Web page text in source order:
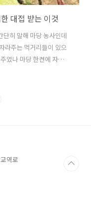
대접 받는 이것
단히 말해 마당 농사인데
라주는 먹거리들이 있으
였나 마당 한켠에 자라
당엔 달래가 나기 시작
역로